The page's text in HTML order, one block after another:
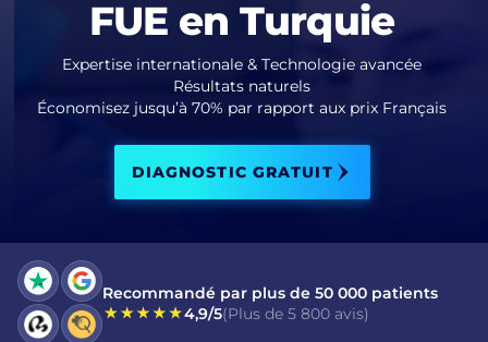
J’ai lu et j’accepte le Consentement pour Message Électronique Commercial
ENVOYER
FUE en Turquie
Expertise internationale & Technologie avancée
Résultats naturels
Économisez jusqu’à 70% par rapport aux prix Français
DIAGNOSTIC GRATUIT
Recommandé par plus de 50 000 patients
4,9/5(Plus de 5 800 avis)